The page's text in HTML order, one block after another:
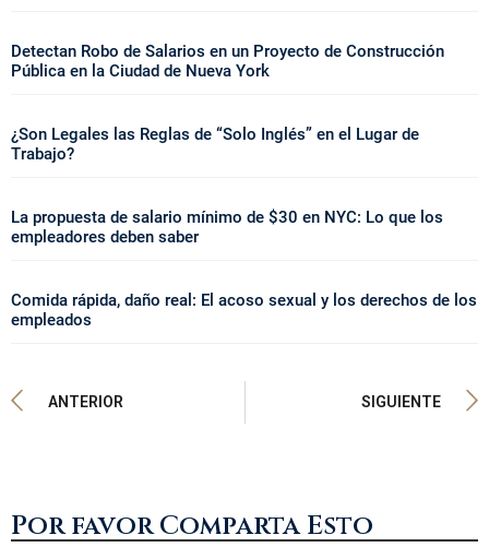
Detectan Robo de Salarios en un Proyecto de Construcción
Pública en la Ciudad de Nueva York
¿Son Legales las Reglas de “Solo Inglés” en el Lugar de
Trabajo?
La propuesta de salario mínimo de $30 en NYC: Lo que los
empleadores deben saber
Comida rápida, daño real: El acoso sexual y los derechos de los
empleados
ANTERIOR SIGUIENTE
Por favor Comparta Esto